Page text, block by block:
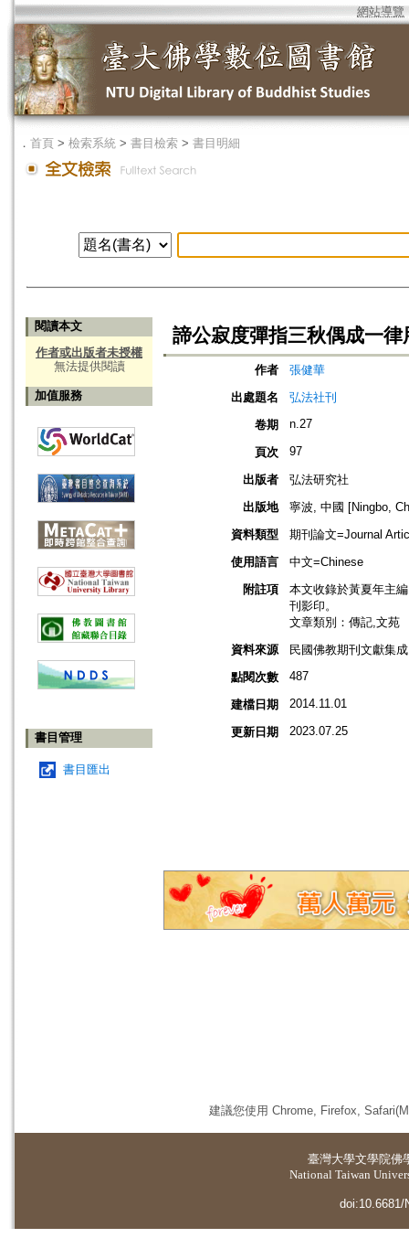
網站導覽
． 首頁 > 檢索系統 > 書目檢索 > 書目明細
閱讀本文
作者或出版者未授權
無法提供閱讀
加值服務
書目管理
書目匯出
諦公寂度彈指三秋偶成一律
作者
張健華
出處題名
弘法社刊
卷期
n.27
頁次 97
出版者
弘法研究社
出版地
寧波, 中國 [Ningbo,
資料類型
期刊論文=Journal
使用語言
中文=Chinese
附註項
本文收錄於黃夏年主
刊影印。
文章類別：傳記,文苑
資料來源
民國佛教期刊文獻集
點閱次數
487
建檔日期 2014.11.01
更新日期 2023.07.25
建議您使用 Chrome, Firefox,
臺灣大學文學院佛
National Taiwan
doi:10.6681/